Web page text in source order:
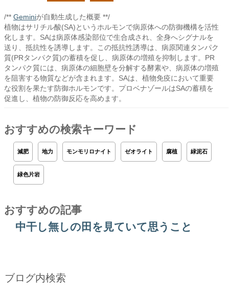
/** Geminiが自動生成した概要 **/
植物はサリチル酸(SA)というホルモンで病原体への防御機構を活性
化します。SAは病原体感染部位で生合成され、全身へシグナルを
送り、抵抗性を誘導します。この抵抗性誘導は、病原関連タンパク
質(PRタンパク質)の蓄積を促し、病原体の増殖を抑制します。PR
タンパク質には、病原体の細胞壁を分解する酵素や、病原体の増殖
を阻害する物質などが含まれます。SAは、植物免疫において重要
な役割を果たす防御ホルモンです。プロベナゾールはSAの蓄積を
促進し、植物の防御反応を高めます。
おすすめの検索キーワード
減肥 地力 モンモリロナイト ゼオライト 腐植 緑泥石
緑色片岩
おすすめの記事
中干し無しの田を見ていて思うこと
ブログ内検索